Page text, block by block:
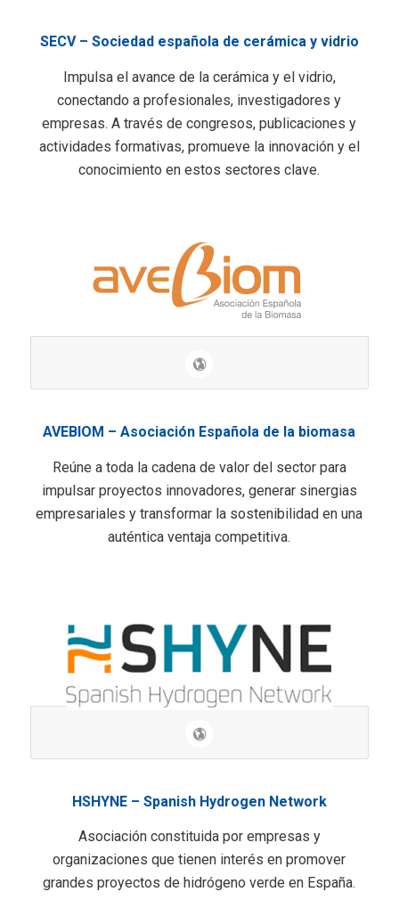
SECV – Sociedad española de cerámica y vidrio
Impulsa el avance de la cerámica y el vidrio,
conectando a profesionales, investigadores y
empresas. A través de congresos, publicaciones y
actividades formativas, promueve la innovación y el
conocimiento en estos sectores clave.
AVEBIOM – Asociación Española de la biomasa
Reúne a toda la cadena de valor del sector para
impulsar proyectos innovadores, generar sinergias
empresariales y transformar la sostenibilidad en una
auténtica ventaja competitiva.
HSHYNE – Spanish Hydrogen Network
Asociación constituida por empresas y
organizaciones que tienen interés en promover
grandes proyectos de hidrógeno verde en España.